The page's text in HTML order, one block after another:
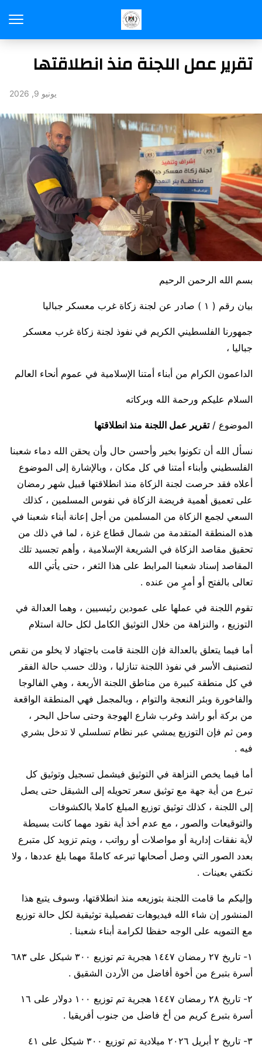
تقرير عمل اللجنة منذ انطلاقتها
يونيو 9, 2026
بسم الله الرحمن الرحيم
بيان رقم ( ١ ) صادر عن لجنة زكاة غرب معسكر جباليا
جمهورنا الفلسطيني الكريم في نفوذ لجنة زكاة غرب معسكر
جباليا ،
الداعمون الكرام من أبناء أمتنا الإسلامية في عموم أنحاء العالم
السلام عليكم ورحمة الله وبركاته
الموضوع /تقرير عمل اللجنة منذ انطلاقتها
نسأل الله أن تكونوا بخير وأحسن حال وأن يحقن الله دماء شعبنا
الفلسطيني وأبناء أمتنا في كل مكان ، وبالإشارة إلى الموضوع
أعلاه فقد حرصت لجنة الزكاة منذ انطلاقتها قبيل شهر رمضان
على تعميق أهمية فريضة الزكاة في نفوس المسلمين ، كذلك
السعي لجمع الزكاة من المسلمين من أجل إعانة أبناء شعبنا في
هذه المنطقة المتقدمة من شمال قطاع غزة ، لما في ذلك من
تحقيق مقاصد الزكاة في الشريعة الإسلامية ، وأهم تجسيد تلك
المقاصد إسناد شعبنا المرابط على هذا الثغر ، حتى يأتي الله
تعالى بالفتح أو أمرٍ من عنده .
تقوم اللجنة في عملها على عمودين رئيسيين ، وهما العدالة في
التوزيع ، والنزاهة من خلال التوثيق الكامل لكل حالة استلام
أما فيما يتعلق بالعدالة فإن اللجنة قامت باجتهاد لا يخلو من نقص
لتصنيف الأسر في نفوذ اللجنة تنازليا ، وذلك حسب حالة الفقر
في كل منطقة كبيرة من مناطق اللجنة الأربعة ، وهي الفالوجا
والفاخورة وبئر النعجة والتوام ، وبالمجمل فهي المنطقة الواقعة
من بركة أبو راشد وغرب شارع الهوجة وحتى ساحل البحر ،
ومن ثم فإن التوزيع يمشي عبر نظام تسلسلي لا تدخل بشري
فيه .
أما فيما يخص النزاهة في التوثيق فيشمل تسجيل وتوثيق كل
تبرع من أية جهة مع توثيق سعر تحويله إلى الشيقل حتى يصل
إلى اللجنة ، كذلك توثيق توزيع المبلغ كاملا بالكشوفات
والتوقيعات والصور ، مع عدم أخذ أية نقود مهما كانت بسيطة
لأية نفقات إدارية أو مواصلات أو رواتب ، ويتم تزويد كل متبرع
بعدد الصور التي وصل أصحابها تبرعه كاملةً مهما بلغ عددها ، ولا
نكتفي بعينات .
وإليكم ما قامت اللجنة بتوزيعه منذ انطلاقتها، وسوف يتبع هذا
المنشور إن شاء الله فيديوهات تفصيلية توثيقية لكل حالة توزيع
مع التمويه على الوجه حفظا لكرامة أبناء شعبنا .
١- تاريخ ٢٧ رمضان ١٤٤٧ هجرية تم توزيع ٣٠٠ شيكل على ٦٨٣
أسرة بتبرع من أخوة أفاضل من الأردن الشقيق .
٢- تاريخ ٢٨ رمضان ١٤٤٧ هجرية تم توزيع ١٠٠ دولار على ١٦
أسرة بتبرع كريم من أخ فاضل من جنوب أفريقيا .
٣- تاريخ ٢ أبريل ٢٠٢٦ ميلادية تم توزيع ٣٠٠ شيكل على ٤١